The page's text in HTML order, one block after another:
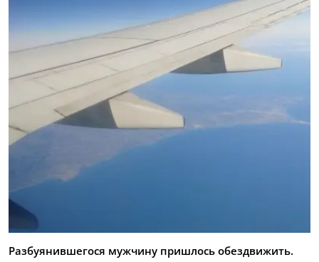
Разбуянившегося мужчину пришлось обездвижить.